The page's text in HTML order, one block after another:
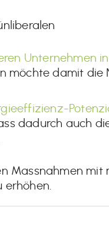
Unternehmen
möchte damit
dadurch auch
Massnahmen mit
erhöhen.